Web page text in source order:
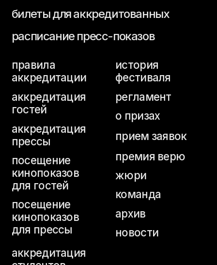
аккредитация
аккредитация регламент
аккредитация
студентов
архив
посещение
кинопоказов
для гостей
посещение
кинопоказов
для прессы
прием заявок